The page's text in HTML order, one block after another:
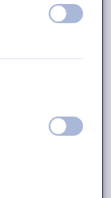
en
en
contact
éteint
éteint